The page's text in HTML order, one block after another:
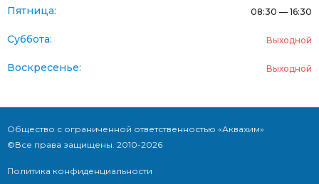
Пятница: 08:30 — 16:30
Суббота: Выходной
Воскресенье: Выходной
Общество с ограниченной ответственностью «Аквахим»
©Все права защищены. 2010-2026
Политика конфиденциальности